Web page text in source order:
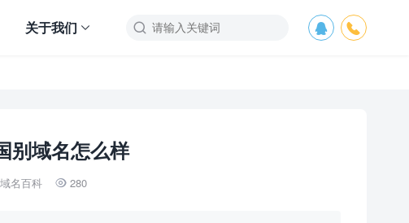
 

关于我们
别域名怎么样
域名百科  280